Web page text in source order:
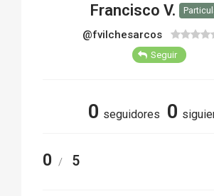
Francisco V.
@fvilchesarcos
Seguir
0 seguidores 0
0 / 5